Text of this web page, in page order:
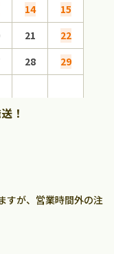
14
15
21
22
28
29
！
すが、営業時間外の注